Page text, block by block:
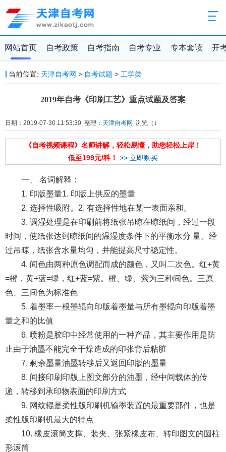
网站首页 自考政策 自考指南 自考专业 专本套读 开
当前位置: 天津自考网 > 自考试题 > 工学类
2019年自考《印刷工艺》重点试题及答案
日期：2019-07-30 11:53:30 整理： 天津自考网 浏览（ ）
《自考视频课程》名师讲解，轻松易懂，助您轻松上岸！
低至199元/科！ >> 立即购买
一、 名词解释：
1. 印版墨量1. 印版上供应的墨量
2. 选择性吸附。2. 有选择性地在某一表面亲和。
3. 调湿处理是在印刷前将纸张吊晾在晾纸间，经过一段
时间，使纸张达到晾纸间的温湿度条件下的平衡水分 量。经
过吊晾，纸张含水量均匀，并能提高尺寸稳定性。
4. 间色由两种原色调配而成的颜色，又叫二次色。红+黄
=橙，黄+蓝=绿，红+蓝=紫。橙、绿、紫为三种间色。三原
色、三间色为标准色
5. 着墨率一根墨辊向印版着墨量与所有墨辊向印版着墨
量之和的比值
6. 喷粉是胶印中经常使用的一种产品，其主要作用是防
止由于油墨不能完全干燥造成的印张背后粘脏
7. 剩余墨量油墨转移后又返回印版的墨量
8. 间接印刷印版上图文部分的油墨，经中间载体的传
递，转移到承印物表面的印刷方式
9. 网纹辊是柔性版印刷机输墨装置的最重要部件，也是
柔性版印刷机最大的特点
10. 橡皮滚筒支撑、装夹、张紧橡皮布、转印图文的圆柱
形滚筒